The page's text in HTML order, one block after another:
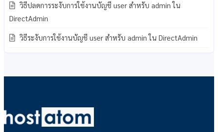
วิธีปลดการระงับการใช้งานบัญชี user สำหรับ admin ใน
DirectAdmin
วิธีระงับการใช้งานบัญชี user สำหรับ admin ใน DirectAdmin